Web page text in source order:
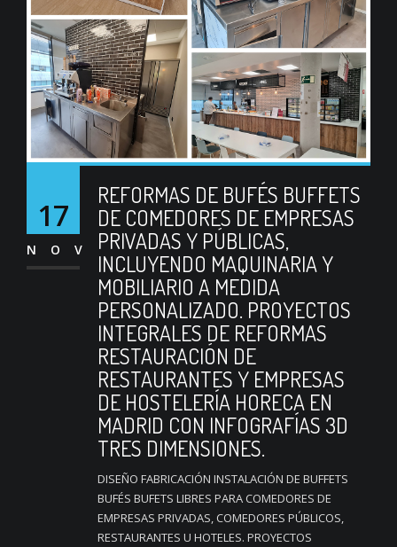
17
NOV
REFORMAS DE BUFÉS BUFFETS
DE COMEDORES DE EMPRESAS
PRIVADAS Y PÚBLICAS,
INCLUYENDO MAQUINARIA Y
MOBILIARIO A MEDIDA
PERSONALIZADO. PROYECTOS
INTEGRALES DE REFORMAS
RESTAURACIÓN DE
RESTAURANTES Y EMPRESAS
DE HOSTELERÍA HORECA EN
MADRID CON INFOGRAFÍAS 3D
TRES DIMENSIONES.
DISEÑO FABRICACIÓN INSTALACIÓN DE BUFFETS
BUFÉS BUFETS LIBRES PARA COMEDORES DE
EMPRESAS PRIVADAS, COMEDORES PÚBLICOS,
RESTAURANTES U HOTELES. PROYECTOS